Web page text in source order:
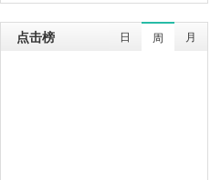
点击榜 日 周 月